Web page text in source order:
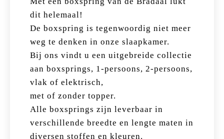
dit helemaal!
De boxspring is tegenwoordig niet meer
weg te denken in onze slaapkamer.
Bij ons vindt u een uitgebreide collectie
aan boxsprings, 1-persoons, 2-persoons,
vlak of elektrisch,
met of zonder topper.
Alle boxsprings zijn leverbaar in
verschillende breedte en lengte maten in
diversen stoffen en kleuren.